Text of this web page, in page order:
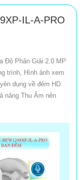
Âm Tốt
IL-A-PRO
Độ Phân Giải 2.0 MP
trình, Hình ảnh xem
dụng về đêm HD
năng Thu Âm nên